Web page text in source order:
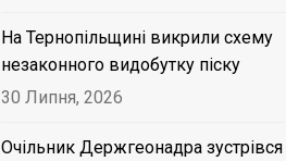
На Тернопільщині викрили схему
незаконного видобутку піску
30 Липня, 2026
Очільник Держгеонадра зустрівся